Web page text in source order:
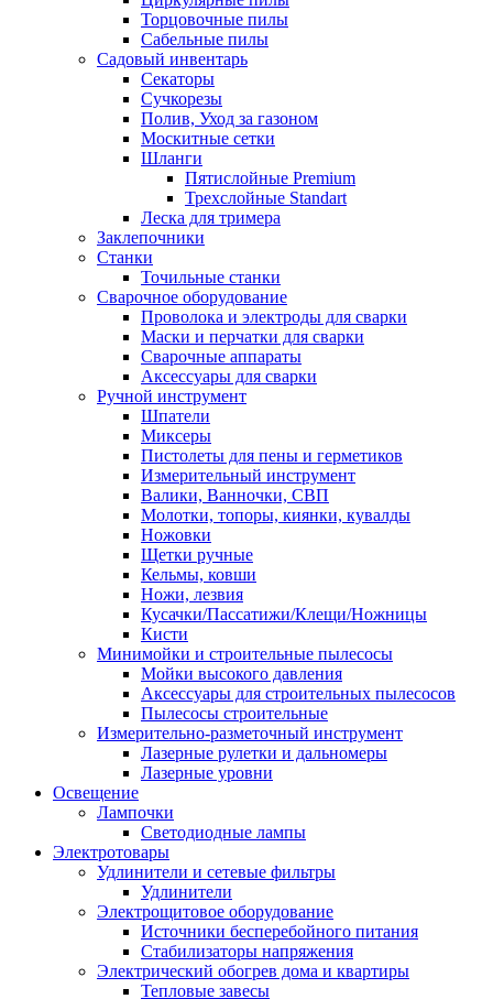
Торцовочные пилы
Сабельные пилы
Садовый инвентарь
Секаторы
Сучкорезы
Полив, Уход за газоном
Москитные сетки
Шланги
Пятислойные Premium
Трехслойные Standart
Леска для тримера
Заклепочники
Станки
Точильные станки
Сварочное оборудование
Проволока и электроды для сварки
Маски и перчатки для сварки
Сварочные аппараты
Аксессуары для сварки
Ручной инструмент
Шпатели
Миксеры
Пистолеты для пены и герметиков
Измерительный инструмент
Валики, Ванночки, СВП
Молотки, топоры, киянки, кувалды
Ножовки
Щетки ручные
Кельмы, ковши
Ножи, лезвия
Кусачки/Пассатижи/Клещи/Ножницы
Кисти
Минимойки и строительные пылесосы
Мойки высокого давления
Аксессуары для строительных пылесосов
Пылесосы строительные
Измерительно-разметочный инструмент
Лазерные рулетки и дальномеры
Лазерные уровни
Освещение
Лампочки
Светодиодные лампы
Электротовары
Удлинители и сетевые фильтры
Удлинители
Электрощитовое оборудование
Источники бесперебойного питания
Стабилизаторы напряжения
Электрический обогрев дома и квартиры
Тепловые завесы